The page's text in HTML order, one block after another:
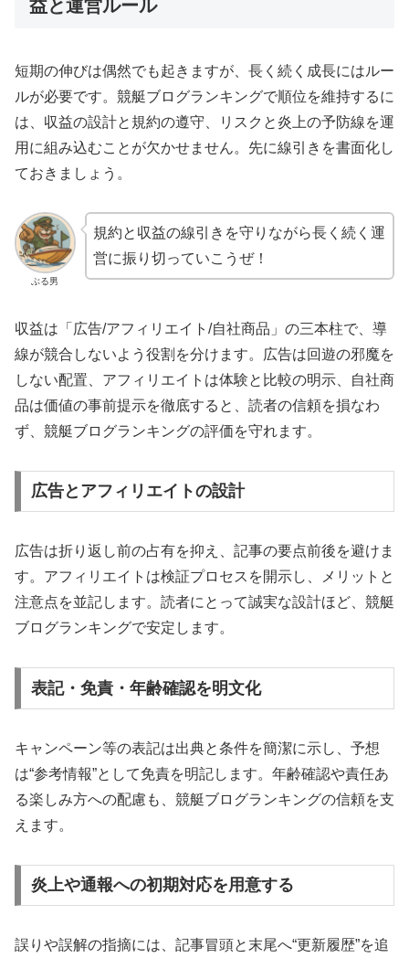
益と運営ルール
短期の伸びは偶然でも起きますが、長く続く成長にはルー
ルが必要です。競艇ブログランキングで順位を維持するに
は、収益の設計と規約の遵守、リスクと炎上の予防線を運
用に組み込むことが欠かせません。先に線引きを書面化し
ておきましょう。
ぶる男
規約と収益の線引きを守りながら長く続く運
営に振り切っていこうぜ！
収益は「広告/アフィリエイト/自社商品」の三本柱で、導
線が競合しないよう役割を分けます。広告は回遊の邪魔を
しない配置、アフィリエイトは体験と比較の明示、自社商
品は価値の事前提示を徹底すると、読者の信頼を損なわ
ず、競艇ブログランキングの評価を守れます。
広告とアフィリエイトの設計
広告は折り返し前の占有を抑え、記事の要点前後を避けま
す。アフィリエイトは検証プロセスを開示し、メリットと
注意点を並記します。読者にとって誠実な設計ほど、競艇
ブログランキングで安定します。
表記・免責・年齢確認を明文化
キャンペーン等の表記は出典と条件を簡潔に示し、予想
は“参考情報”として免責を明記します。年齢確認や責任あ
る楽しみ方への配慮も、競艇ブログランキングの信頼を支
えます。
炎上や通報への初期対応を用意する
誤りや誤解の指摘には、記事冒頭と末尾へ“更新履歴”を追